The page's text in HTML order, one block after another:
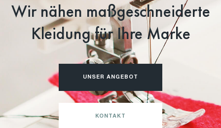
Wir nähen maßgeschneiderte
Kleidung für Ihre Marke
UNSER ANGEBOT
KONTAKT